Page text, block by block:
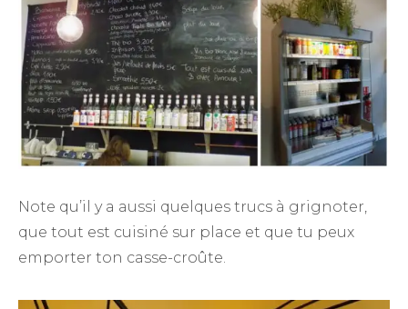
Note qu’il y a aussi quelques trucs à grignoter,
que tout est cuisiné sur place et que tu peux
emporter ton casse-croûte.